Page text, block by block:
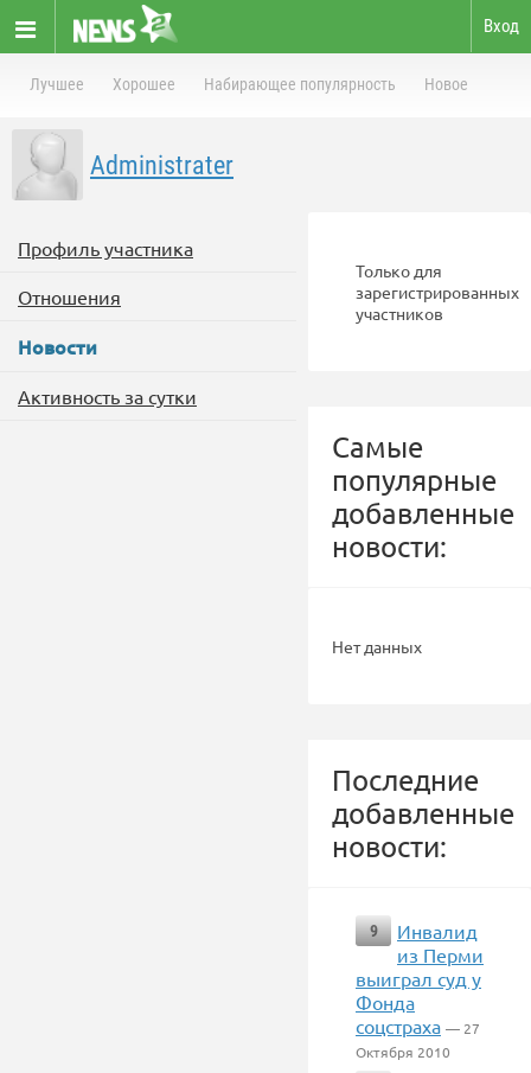
Вход
Лучшее Хорошее Набирающее популярность Новое
Administrater
Профиль участника
Отношения
Новости
Активность за сутки
Только для
зарегистрированных
участников
Самые
популярные
добавленные
новости:
Нет данных
Последние
добавленные
новости:
9
Инвалид
из Перми
выиграл суд у
Фонда
соцстраха — 27
Октября 2010